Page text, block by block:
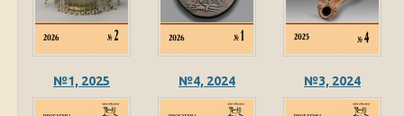
№1, 2025 №4, 2024 №3, 2024